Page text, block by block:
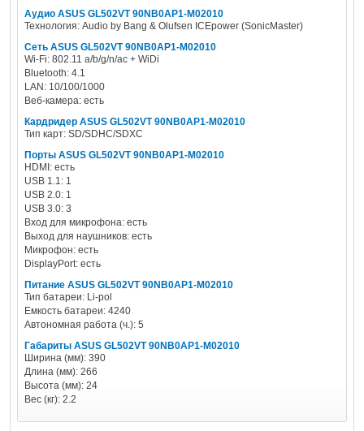
Аудио ASUS GL502VT 90NB0AP1-M02010
Технология: Audio by Bang & Olufsen ICEpower (SonicMaster)
Сеть ASUS GL502VT 90NB0AP1-M02010
Wi-Fi: 802.11 a/b/g/n/ac + WiDi
Bluetooth: 4.1
LAN: 10/100/1000
Веб-камера: есть
Кардридер ASUS GL502VT 90NB0AP1-M02010
Тип карт: SD/SDHC/SDXC
Порты ASUS GL502VT 90NB0AP1-M02010
HDMI: есть
USB 1.1: 1
USB 2.0: 1
USB 3.0: 3
Вход для микрофона: есть
Выход для наушников: есть
Микрофон: есть
DisplayPort: есть
Питание ASUS GL502VT 90NB0AP1-M02010
Тип батареи: Li-pol
Емкость батареи: 4240
Автономная работа (ч.): 5
Габариты ASUS GL502VT 90NB0AP1-M02010
Ширина (мм): 390
Длина (мм): 266
Высота (мм): 24
Вес (кг): 2.2